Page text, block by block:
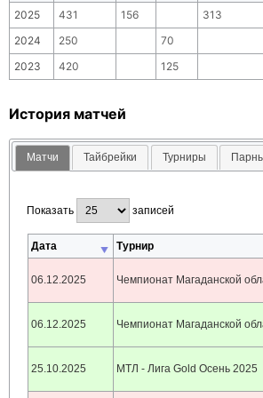
2025 431 156 313
2024
250 70
2023
420 125
История матчей
Матчи Тайбрейки Турниры
Показать записей
Дата Турнир
06.12.2025 Чемпионат Магаданской
06.12.2025 Чемпионат Магаданской
25.10.2025 МТЛ - Лига Gold Осень 2025